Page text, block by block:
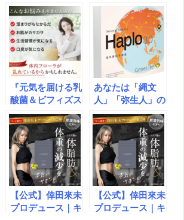
s
k
y
bl
r
o
ar
d
dr
『元気を届ける乳
酸菌＆ビフィズス
菌 PREMIUM』1
7種の乳酸菌と6
種のビフィズス
菌、合計6兆個の
菌があなたの腸を
パワフルにサポー
ト！酪酸菌、ナッ
トウキナーゼ、イ
ヌリン、オリゴ糖
あなたは「縄文
人」「弥生人」の
どちらの子孫か知
っていますか？あ
なたのルーツ、4
0万年前まで遡る
旅へ。ゲノム解析
でわかる、古代人
との驚きのつなが
り。自分自身を深
く知る、新世代の
【公式】倖田來未
プロデュース｜キ
【公式】倖田來未
プロデュース｜キ